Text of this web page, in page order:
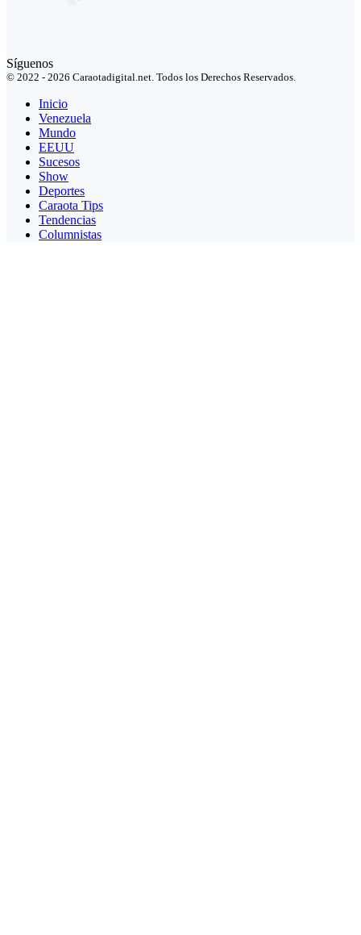
Síguenos
© 2022 - 2026 Caraotadigital.net. Todos los Derechos Reservados.
Inicio
Venezuela
Mundo
EEUU
Sucesos
Show
Deportes
Caraota Tips
Tendencias
Columnistas